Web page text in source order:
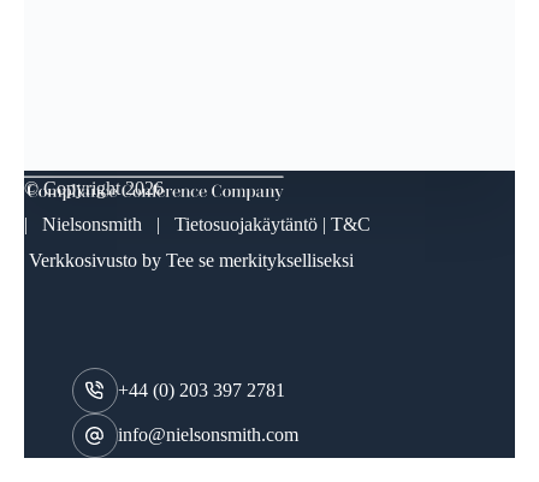
© Copyright2026
| Nielsonsmith | Tietosuojakäytäntö | T&C
Verkkosivusto by Tee se merkitykselliseksi
+44 (0) 203 397 2781
info@nielsonsmith.com